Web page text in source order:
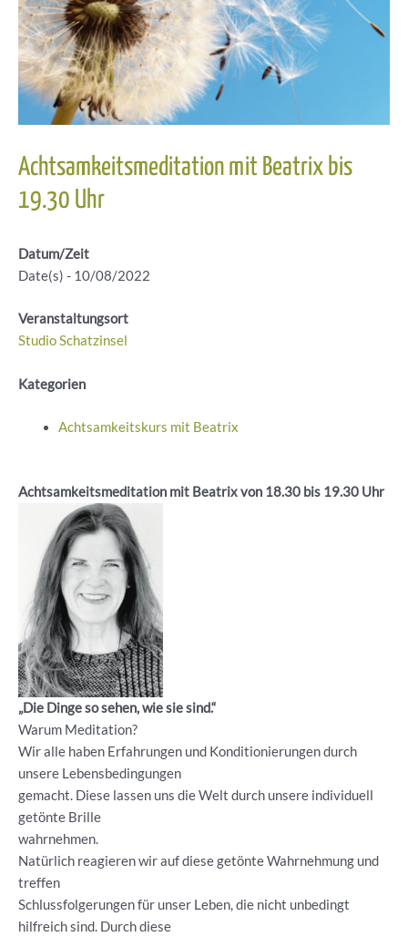
Achtsamkeitsmeditation mit Beatrix bis
19.30 Uhr
Datum/Zeit
Date(s) - 10/08/2022
Veranstaltungsort
Studio Schatzinsel
Kategorien
Achtsamkeitskurs mit Beatrix
Achtsamkeitsmeditation mit Beatrix von 18.30 bis 19.30 Uhr
„Die Dinge so sehen, wie sie sind.“
Warum Meditation?
Wir alle haben Erfahrungen und Konditionierungen durch
unsere Lebensbedingungen
gemacht. Diese lassen uns die Welt durch unsere individuell
getönte Brille
wahrnehmen.
Natürlich reagieren wir auf diese getönte Wahrnehmung und
treffen
Schlussfolgerungen für unser Leben, die nicht unbedingt
hilfreich sind. Durch diese